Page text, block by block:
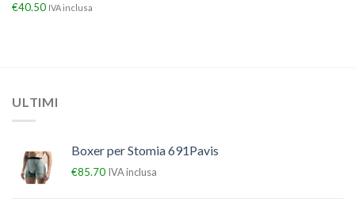
€40.50 IVA inclusa
ULTIMI
Boxer per Stomia 691Pavis
€85.70 IVA inclusa